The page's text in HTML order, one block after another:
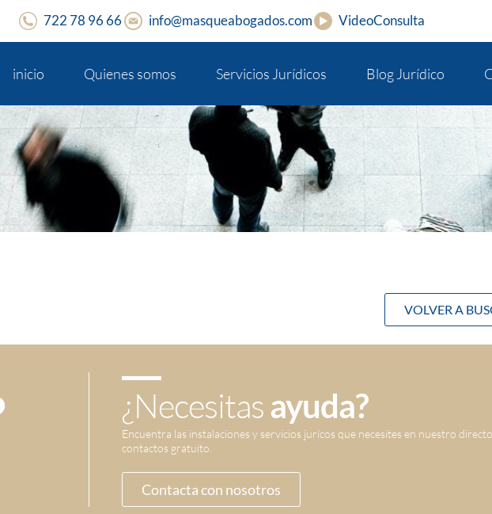
722 78 96 66 info@masqueabogados.com VideoConsulta
inicio Quienes somos Servicios Jurídicos Blog Jurídico
VOLVER A
¿Necesitasayuda?
Encuentra las instalaciones y servicios jurícos que necesites en nuestro
contactos gratuito.
Contacta con nosotros